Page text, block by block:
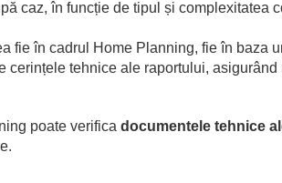
caz, în funcție de tipul și complexitatea
fie în cadrul Home Planning, fie în baza
cerințele tehnice ale raportului,
poate verifica documentele tehnice